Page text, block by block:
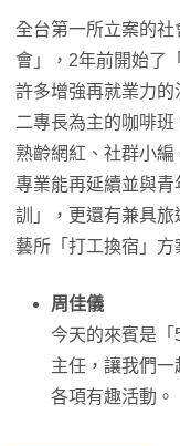
全台第一所立案的
會」，2年前開始了
許多增強再就業力
二專長為主的咖啡
熟齡網紅、社群小
專業能再延續並與
訓」，更還有兼具
藝所「打工換宿」方
周佳儀
今天的來賓是
主任，讓我們
各項有趣活動。